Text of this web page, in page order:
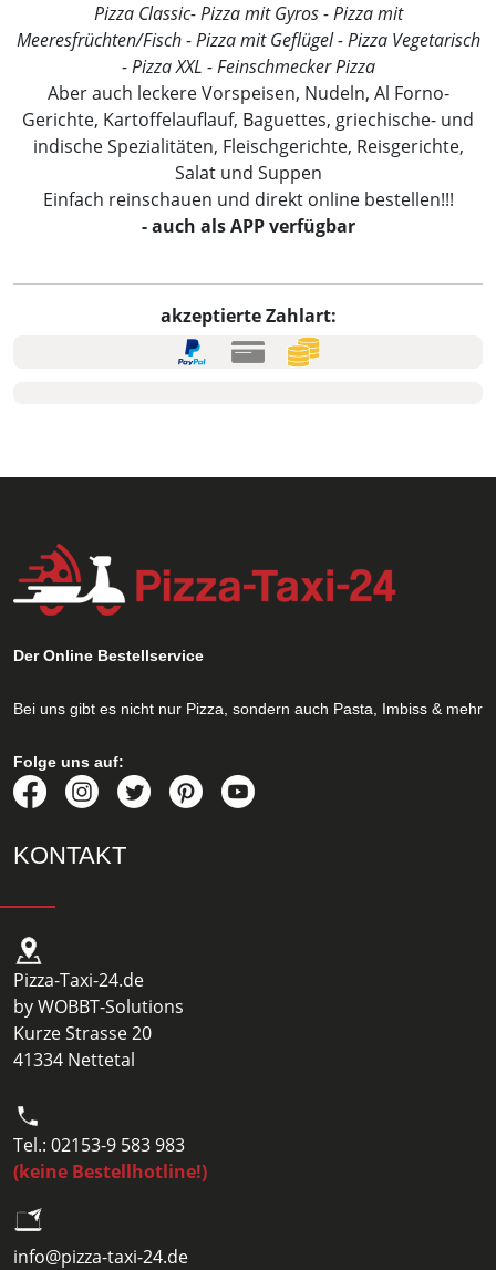
Pizza Classic- Pizza mit Gyros - Pizza mit
Meeresfrüchten/Fisch - Pizza mit Geflügel - Pizza Vegetarisch
- Pizza XXL - Feinschmecker Pizza
Aber auch leckere Vorspeisen, Nudeln, Al Forno-
Gerichte, Kartoffelauflauf, Baguettes, griechische- und
indische Spezialitäten, Fleischgerichte, Reisgerichte,
Salat und Suppen
Einfach reinschauen und direkt online bestellen!!!
- auch als APP verfügbar
akzeptierte Zahlart:
Der Online Bestellservice
Bei uns gibt es nicht nur Pizza, sondern auch Pasta, Imbiss & mehr
Folge uns auf:
KONTAKT
Pizza-Taxi-24.de
by WOBBT-Solutions
Kurze Strasse 20
41334 Nettetal
Tel.: 02153-9 583 983
(keine Bestellhotline!)
info@pizza-taxi-24.de